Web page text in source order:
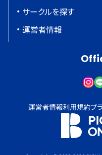
サークルを探す
運営者情報
運営者情報利用規約プ